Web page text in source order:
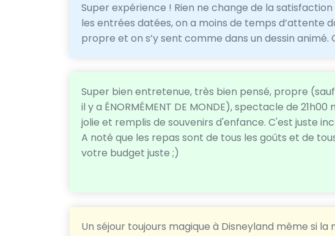
Super expérience ! Rien ne change de la
les entrées datées, on a moins de temps d’attente
propre et on s’y sent comme dans un dessin animé.
Super bien entretenue, très bien pensé, propre
il y a ÉNORMÉMENT DE MONDE), spectacle de
jolie et remplis de souvenirs d'enfance. C'est juste
A noté que les repas sont de tous les goûts et de
votre budget juste ;)
Un séjour toujours magique à Disneyland même si